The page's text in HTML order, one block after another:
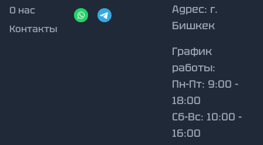
О нас
Контакты
Адрес: г.
Бишкек
График
работы:
Пн-Пт: 9:00 -
18:00
Сб-Вс: 10:00 -
16:00